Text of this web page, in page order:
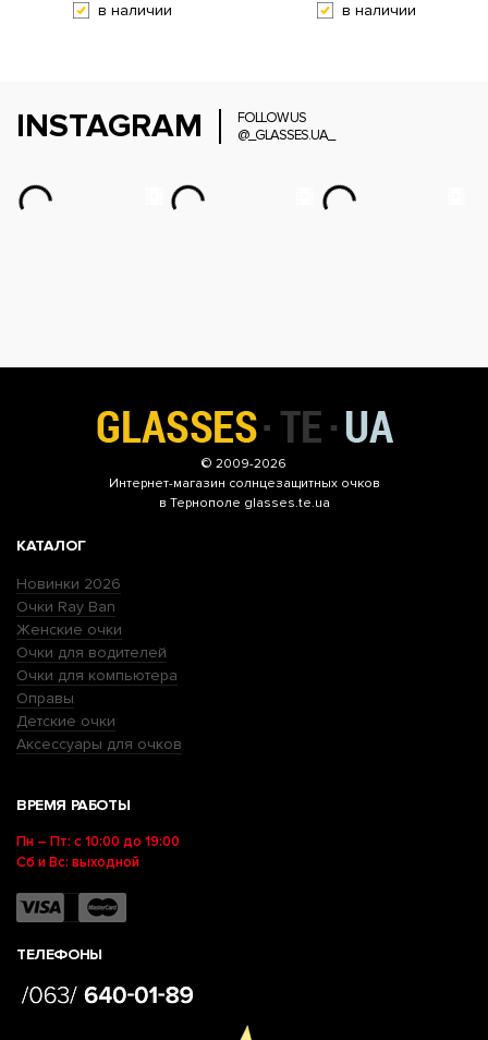
в наличии в наличии
INSTAGRAM
FOLLOW US
@_GLASSES.UA_
© 2009-2026
Интернет-магазин солнцезащитных очков
в Тернополе glasses.te.ua
КАТАЛОГ
Новинки 2026
Очки Ray Ban
Женские очки
Очки для водителей
Очки для компьютера
Оправы
Детские очки
Аксессуары для очков
ВРЕМЯ РАБОТЫ
Пн – Пт: с 10:00 до 19:00
Сб и Вс: выходной
ТЕЛЕФОНЫ